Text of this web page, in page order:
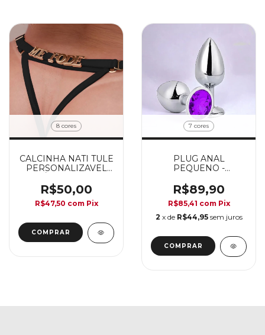
8 cores
CALCINHA NATI TULE
PERSONALIZAVEL
TAMANHO ÚNICO
R$50,00
R$47,50 com Pix
COMPRAR
7 cores
PLUG ANAL
PEQUENO -
R$89,90
R$85,41 com Pix
2 x de R$44,95 sem juros
COMPRAR